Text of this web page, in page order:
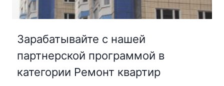
Зарабатывайте с нашей
партнерской программой в
категории Ремонт квартир